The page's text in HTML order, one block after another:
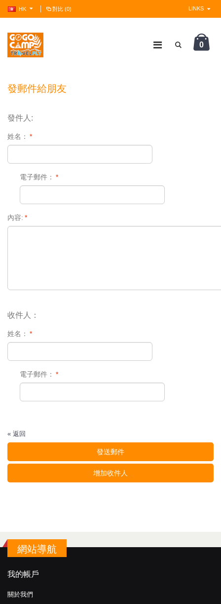
HK 對比 (0) LINKS
0
發郵件給朋友
發件人:
*
姓名：
*
電子郵件：
*
內容:
收件人：
*
姓名：
*
電子郵件：
« 返回
發送郵件
增加收件人
網站導航
我的帳戶
關於我們